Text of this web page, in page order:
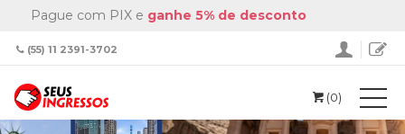
Pague com PIX e ganhe 5% de desconto
(55) 11 2391-3702
(0)